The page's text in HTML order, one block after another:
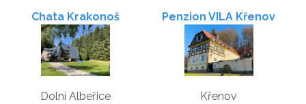
Chata Krakonoš
Dolní Albeřice
Penzion VILA Křenov
Křenov